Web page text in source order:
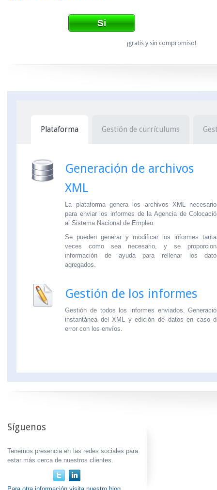
Si
¡gratis y sin compromiso!
Plataforma Gestión de currículums
Generación de archivos
XML
La plataforma genera los archivos XML
para enviar los informes de la Agencia de
al Sistema Nacional de Empleo.
Se pueden generar y modificar los informes
veces como sea necesario, y se
información de ayuda para rellenar los
agregados.
Gestión de los informes
Gestión de todos los informes enviados.
instantánea del XML y edición de datos en caso
error con los envíos.
Síguenos
Tenemos presencia en las redes sociales para
estar más cerca de nuestros clientes.